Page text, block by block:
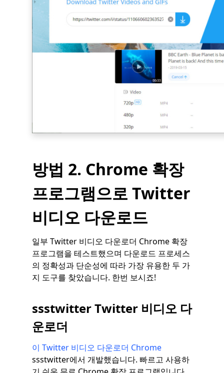
방법 2. Chrome 확장
프로그램으로 Twitter
비디오 다운로드
일부 Twitter 비디오 다운로더 Chrome 확장
프로그램을 테스트했으며 다운로드 프로세스
의 정확성과 단순성에 따라 가장 유용한 두 가
지 도구를 찾았습니다. 한번 보시죠!
ssstwitter Twitter 비디오 다
운로더
이 Twitter 비디오 다운로더 Chrome
ssstwitter에서 개발했습니다. 빠르고 사용하